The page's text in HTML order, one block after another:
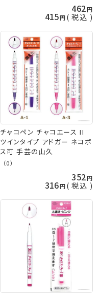
462
415 税込
チャコペン チャコエース II
ツインタイプ アドガー ネコポ
ス可 手芸の山久
（0）
352
316 税込